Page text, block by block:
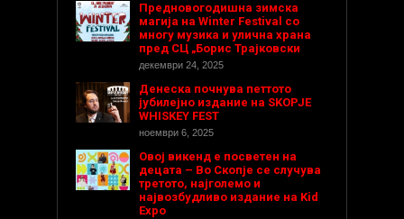
Предновогодишнa зимска
магија на Winter Festival со
многу музика и улична храна
пред СЦ „Борис Трајковски
декември 24, 2025
Денеска почнува петтото
јубилејно издание на SKOPJE
WHISKEY FEST
ноември 6, 2025
Овој викенд е посветен на
децата – Во Скопје се случува
третото, најголемо и
највозбудливо издание на Kid
Expo